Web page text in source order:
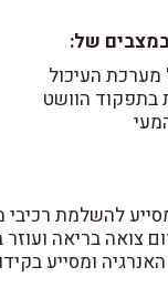
של:
העיכול
בתפקוד הוושט
להשלמת רכיבי
צואה בריאה ועוזר
ומסייע